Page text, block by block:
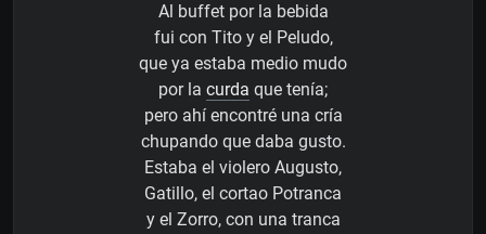
Al buffet por la bebida
fui con Tito y el Peludo,
que ya estaba medio mudo
por la curda que tenía;
pero ahí encontré una cría
chupando que daba gusto.
Estaba el violero Augusto,
Gatillo, el cortao Potranca
y el Zorro, con una tranca